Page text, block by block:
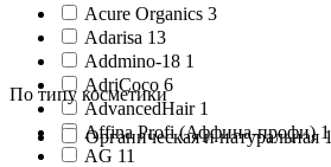
Acure Organics 3
Adarisa 13
Addmino-18 1
AdriCoco 6
AdvancedHair 1
Affina Profi (Аффина-профи) 1
AG 11
По типу косметики
Органическая и натуральная 1